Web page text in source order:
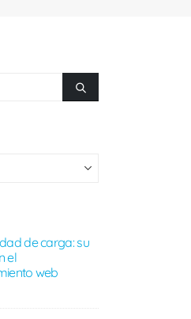
de carga: su
el
web